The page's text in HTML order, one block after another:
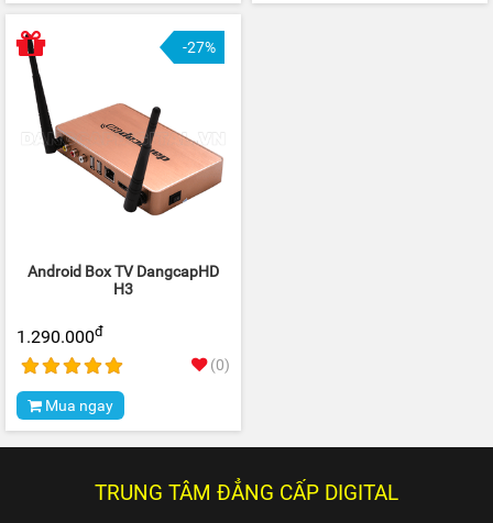
-27%
Android Box TV DangcapHD
H3
1.290.000đ
(0)
Mua ngay
TRUNG TÂM ĐẲNG CẤP DIGITAL